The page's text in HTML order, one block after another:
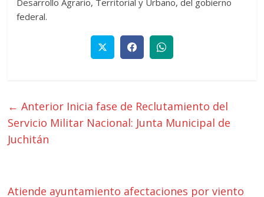
federal.
← Anterior Inicia fase de Reclutamiento del
Servicio Militar Nacional: Junta Municipal de
Juchitán
Atiende ayuntamiento afectaciones por viento